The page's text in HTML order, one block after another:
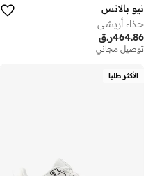
نيو بالانس
حذاء أريشي
ر.ق464.86
توصيل مجاني
الأكثر طلبا